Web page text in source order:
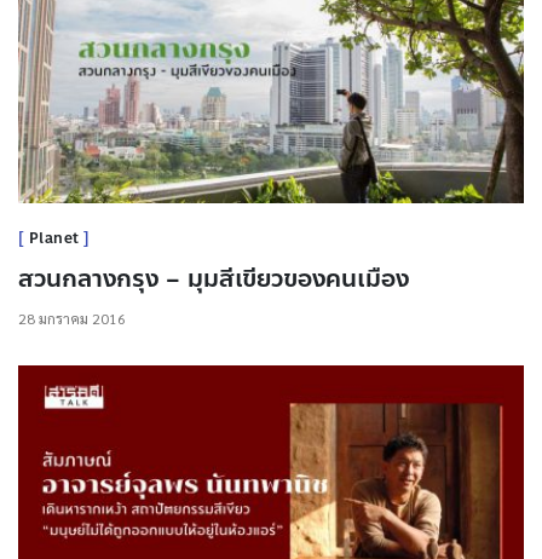
Planet
สวนกลางกรุง – มุมสีเขียวของคนเมือง
28 มกราคม 2016